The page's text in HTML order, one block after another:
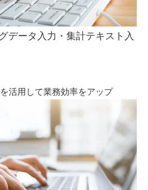
データ入力・集計テキスト入
活用して業務効率をアップ